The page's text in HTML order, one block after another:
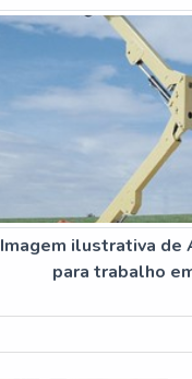
Imagem ilustrativa
para trabalho